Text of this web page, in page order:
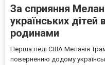
За сприяння
українських
родинами
Перша леді США Меланія
поверненню додому